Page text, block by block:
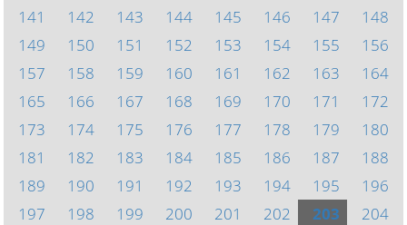
141
142 143 144 145 146 147
148
149
150 151 152 153 154 155
156
157
158 159 160 161 162 163
164
165
166 167 168 169 170 171
172
173
174 175 176 177 178 179
180
181
182 183 184 185 186 187
188
189
190 191 192 193 194 195
196
197
198 199 200 201 202 203
204